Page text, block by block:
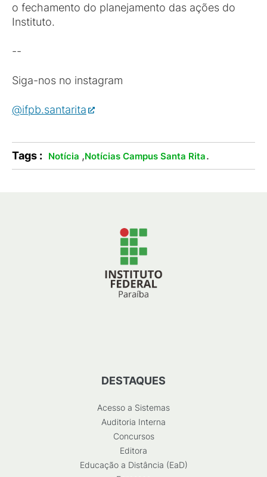
o fechamento do planejamento das ações do
Instituto.
--
Siga-nos no instagram
@ifpb.santarita
Tags : Notícia ,Notícias Campus Santa Rita.
DESTAQUES
Acesso a Sistemas
Auditoria Interna
Concursos
Editora
Educação a Distância (EaD)